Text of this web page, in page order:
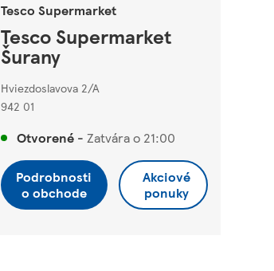
Tesco Supermarket
Tesco Supermarket
Šurany
Hviezdoslavova 2/A
942 01
Otvorené - Zatvára o 21:00
Podrobnosti
o obchode
Akciové
ponuky